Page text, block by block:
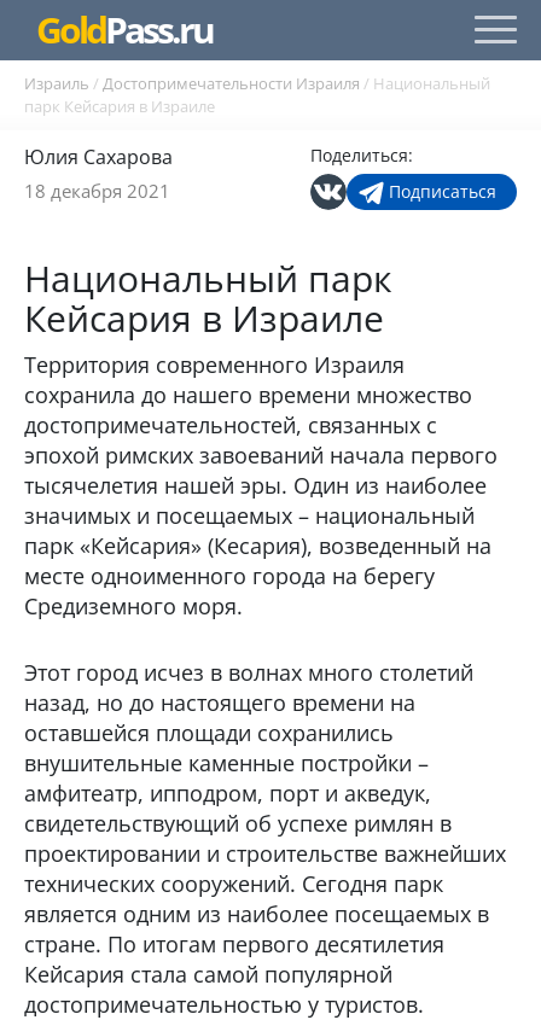
GoldPass.ru
Израиль / Достопримечательности Израиля / Национальный
парк Кейсария в Израиле
Юлия Сахарова
18 декабря 2021
Поделиться:
Подписаться
Национальный парк
Кейсария в Израиле
Территория современного Израиля
сохранила до нашего времени множество
достопримечательностей, связанных с
эпохой римских завоеваний начала первого
тысячелетия нашей эры. Один из наиболее
значимых и посещаемых – национальный
парк «Кейсария» (Кесария), возведенный на
месте одноименного города на берегу
Средиземного моря.
Этот город исчез в волнах много столетий
назад, но до настоящего времени на
оставшейся площади сохранились
внушительные каменные постройки –
амфитеатр, ипподром, порт и акведук,
свидетельствующий об успехе римлян в
проектировании и строительстве важнейших
технических сооружений. Сегодня парк
является одним из наиболее посещаемых в
стране. По итогам первого десятилетия
Кейсария стала самой популярной
достопримечательностью у туристов.